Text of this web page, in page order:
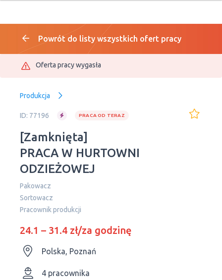
Powrót do listy wszystkich ofert pracy
Oferta pracy wygasła
Produkcja
ID: 77196 PRACA OD TERAZ
[Zamknięta]
PRACA W HURTOWNI
ODZIEŻOWEJ
Pakowacz
Sortowacz
Pracownik produkcji
24.1 – 31.4 zł/za godzinę
Polska, Poznań
4 pracownika